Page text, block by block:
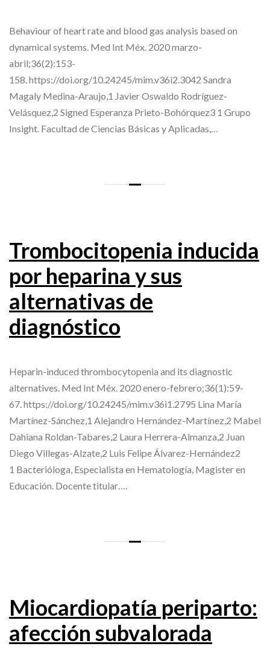
Behaviour of heart rate and blood gas analysis based on
dynamical systems. Med Int Méx. 2020 marzo-
abril;36(2):153-
158. https://doi.org/10.24245/mim.v36i2.3042 Sandra
Magaly Medina-Araujo,1 Javier Oswaldo Rodríguez-
Velásquez,2 Signed Esperanza Prieto-Bohórquez3 1 Grupo
Insight. Facultad de Ciencias Básicas y Aplicadas,…
Trombocitopenia inducida
por heparina y sus
alternativas de
diagnóstico
Heparin-induced thrombocytopenia and its diagnostic
alternatives. Med Int Méx. 2020 enero-febrero;36(1):59-
67. https://doi.org/10.24245/mim.v36i1.2795 Lina María
Martínez-Sánchez,1 Alejandro Hernández-Martínez,2 Mabel
Dahiana Roldan-Tabares,2 Laura Herrera-Almanza,2 Juan
Diego Villegas-Alzate,2 Luis Felipe Álvarez-Hernández2
1 Bacterióloga, Especialista en Hematología, Magister en
Educación. Docente titular….
Miocardiopatía periparto:
afección subvalorada